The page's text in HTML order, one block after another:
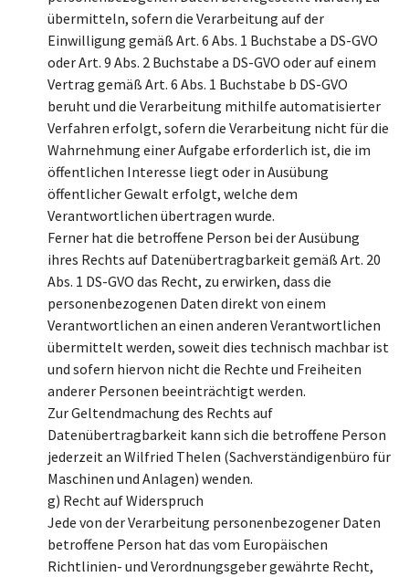
übermitteln, sofern die Verarbeitung auf der
Einwilligung gemäß Art. 6 Abs. 1 Buchstabe a DS-GVO
oder Art. 9 Abs. 2 Buchstabe a DS-GVO oder auf einem
Vertrag gemäß Art. 6 Abs. 1 Buchstabe b DS-GVO
beruht und die Verarbeitung mithilfe automatisierter
Verfahren erfolgt, sofern die Verarbeitung nicht für die
Wahrnehmung einer Aufgabe erforderlich ist, die im
öffentlichen Interesse liegt oder in Ausübung
öffentlicher Gewalt erfolgt, welche dem
Verantwortlichen übertragen wurde.
Ferner hat die betroffene Person bei der Ausübung
ihres Rechts auf Datenübertragbarkeit gemäß Art. 20
Abs. 1 DS-GVO das Recht, zu erwirken, dass die
personenbezogenen Daten direkt von einem
Verantwortlichen an einen anderen Verantwortlichen
übermittelt werden, soweit dies technisch machbar ist
und sofern hiervon nicht die Rechte und Freiheiten
anderer Personen beeinträchtigt werden.
Zur Geltendmachung des Rechts auf
Datenübertragbarkeit kann sich die betroffene Person
jederzeit an Wilfried Thelen (Sachverständigenbüro für
Maschinen und Anlagen) wenden.
g) Recht auf Widerspruch
Jede von der Verarbeitung personenbezogener Daten
betroffene Person hat das vom Europäischen
Richtlinien- und Verordnungsgeber gewährte Recht,